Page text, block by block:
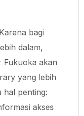
bagi
dalam,
Fukuoka akan
yang lebih
hal penting:
akses